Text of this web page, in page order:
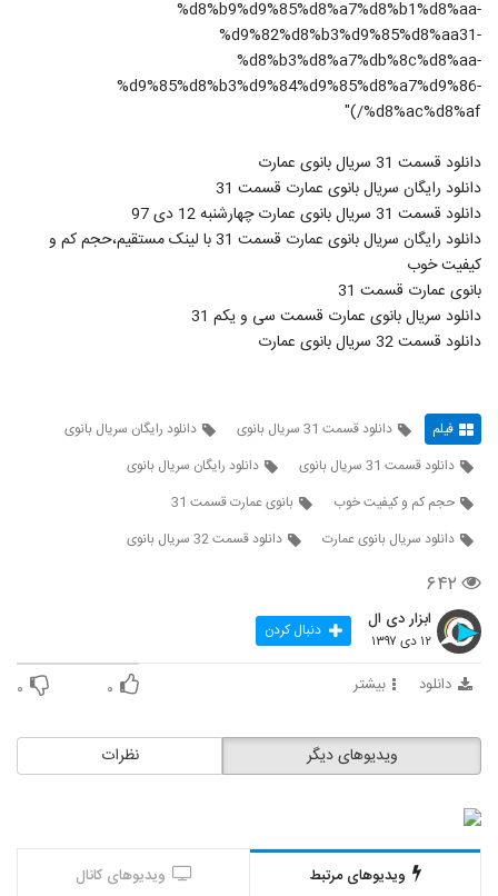
%d8%b9%d9%85%d8%a7%d8%b1%d8%aa-
%d9%82%d8%b3%d9%85%d8%aa31-
%d8%b3%d8%a7%db%8c%d8%aa-
%d9%85%d8%b3%d9%84%d9%85%d8%a7%d9%86-
%d8%ac%d8%af/)"
دانلود قسمت 31 سریال بانوی عمارت
دانلود رایگان سریال بانوی عمارت قسمت 31
دانلود قسمت 31 سریال بانوی عمارت چهارشنبه 12 دی 97
دانلود رایگان سریال بانوی عمارت قسمت 31 با لینک مستقیم،حجم کم و
کیفیت خوب
بانوی عمارت قسمت 31
دانلود سریال بانوی عمارت قسمت سی و یکم 31
دانلود قسمت 32 سریال بانوی عمارت
فیلم دانلود قسمت 31 سریال بانوی
دانلود رایگان سریال بانوی
دانلود قسمت 31 سریال بانوی
دانلود رایگان سریال بانوی
حجم کم و کیفیت خوب
بانوی عمارت قسمت 31
دانلود سریال بانوی عمارت
دانلود قسمت 32 سریال بانوی
۶۴۲
ابزار دی ال
۱۲ دی ۱۳۹۷ دنبال کردن
دانلود بیشتر ۰ ۰
نظرات ویدیوهای دیگر
ویدیوهای مرتبط ویدیوهای کانال